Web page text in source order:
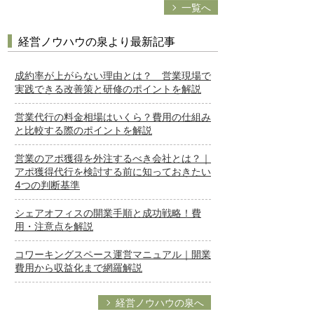
一覧へ
経営ノウハウの泉より最新記事
成約率が上がらない理由とは？ 営業現場で
実践できる改善策と研修のポイントを解説
営業代行の料金相場はいくら？費用の仕組み
と比較する際のポイントを解説
営業のアポ獲得を外注するべき会社とは？｜
アポ獲得代行を検討する前に知っておきたい
4つの判断基準
シェアオフィスの開業手順と成功戦略！費
用・注意点を解説
コワーキングスペース運営マニュアル｜開業
費用から収益化まで網羅解説
経営ノウハウの泉へ